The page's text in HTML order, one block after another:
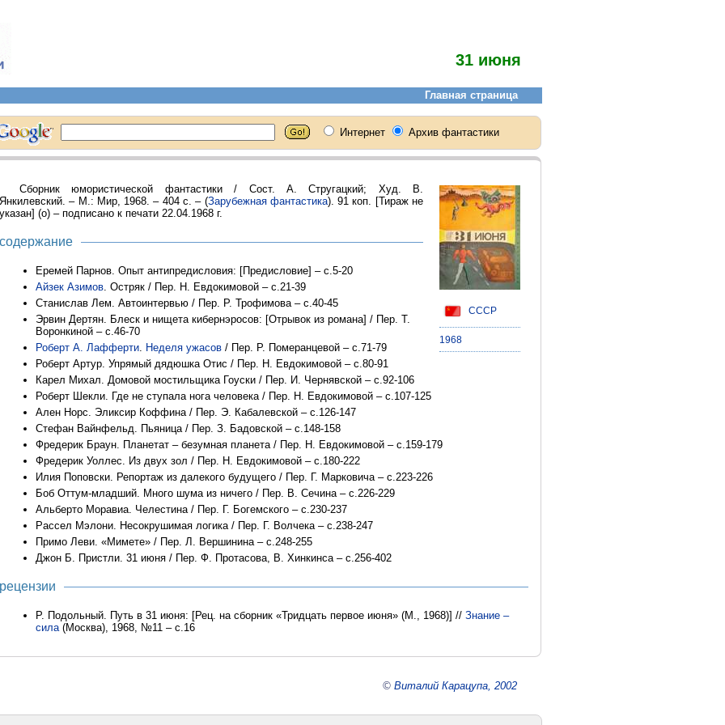
31 июня
СССР
1968
Сборник юмористической фантастики / Сост. А. Стругацкий; Худ. В.
Янкилевский. – М.: Мир, 1968. – 404 с. – (Зарубежная фантастика). 91 коп. [Тираж не
указан] (о) – подписано к печати 22.04.1968 г.
содержание
Еремей Парнов. Опыт антипредисловия: [Предисловие] – с.5-20
Айзек Азимов. Остряк / Пер. Н. Евдокимовой – с.21-39
Станислав Лем. Автоинтервью / Пер. Р. Трофимова – с.40-45
Эрвин Дертян. Блеск и нищета кибернэросов: [Отрывок из романа] / Пер. Т.
Воронкиной – с.46-70
Роберт А. Лафферти. Неделя ужасов / Пер. Р. Померанцевой – с.71-79
Роберт Артур. Упрямый дядюшка Отис / Пер. Н. Евдокимовой – с.80-91
Карел Михал. Домовой мостильщика Гоуски / Пер. И. Чернявской – с.92-106
Роберт Шекли. Где не ступала нога человека / Пер. Н. Евдокимовой – с.107-125
Ален Норс. Эликсир Коффина / Пер. Э. Кабалевской – с.126-147
Стефан Вайнфельд. Пьяница / Пер. З. Бадовской – с.148-158
Фредерик Браун. Планетат – безумная планета / Пер. Н. Евдокимовой – с.159-179
Фредерик Уоллес. Из двух зол / Пер. Н. Евдокимовой – с.180-222
Илия Поповски. Репортаж из далекого будущего / Пер. Г. Марковича – с.223-226
Боб Оттум-младший. Много шума из ничего / Пер. В. Сечина – с.226-229
Альберто Моравиа. Челестина / Пер. Г. Богемского – с.230-237
Рассел Мэлони. Несокрушимая логика / Пер. Г. Волчека – с.238-247
Примо Леви. «Мимете» / Пер. Л. Вершинина – с.248-255
Джон Б. Пристли. 31 июня / Пер. Ф. Протасова, В. Хинкинса – с.256-402
рецензии
Р. Подольный. Путь в 31 июня: [Рец. на сборник «Тридцать первое июня» (М., 1968)] // Знание –
сила(Москва), 1968, №11 – с.16
© Виталий Карацупа, 2002